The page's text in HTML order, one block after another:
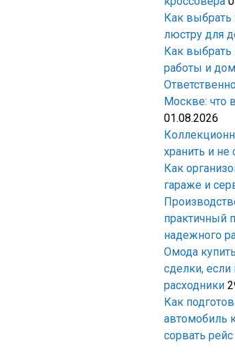
Как выбрать
люстру для
Как
работы и
Москве: что
01.08.2026
хранить и не
Как
гараже и
практичный
надежного
Омода
сделки,
расходники
Как
автомобиль
сорвать рейс